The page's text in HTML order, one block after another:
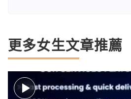
更多女生文章推薦